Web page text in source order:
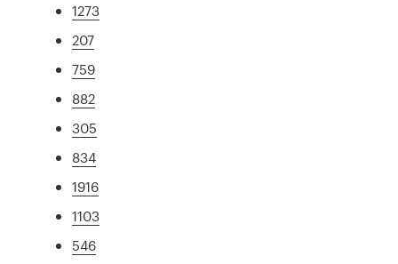
1273
207
759
882
305
834
1916
1103
546